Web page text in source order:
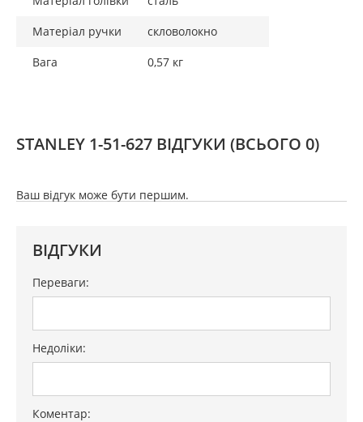
Матеріал ручки
скловолокно
Вага
0,57 кг
STANLEY 1-51-627 ВІДГУКИ (ВСЬОГО 0)
Ваш відгук може бути першим.
ВІДГУКИ
Переваги:
Недоліки:
Коментар: